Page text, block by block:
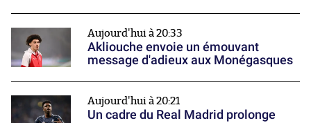
Aujourd'hui à 20:33
Akliouche envoie un émouvant
message d'adieux aux Monégasques
Aujourd'hui à 20:21
Un cadre du Real Madrid prolonge